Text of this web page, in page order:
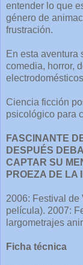
entender lo que
género de
frustración.
En esta aventura
comedia, horror,
Ciencia ficción
psicológico para
FASCINANTE
DESPUÉS
CAPTAR SU
PROEZA DE LA
2006: Festival de
película). 2007:
largometrajes
Ficha técnica